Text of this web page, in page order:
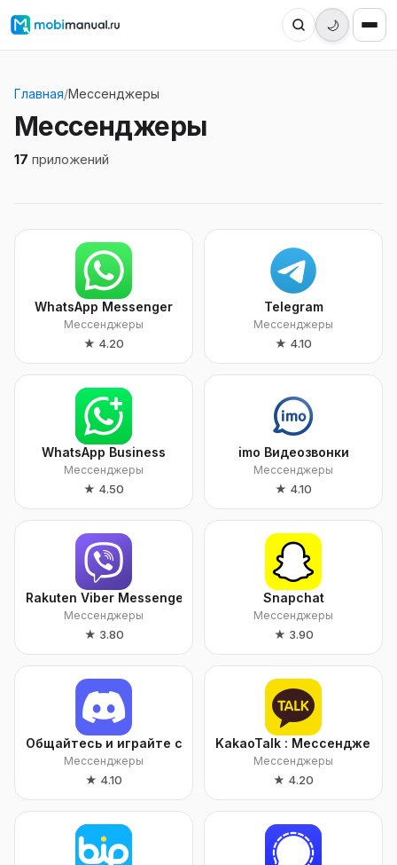
🌙
Главная/Мессенджеры
Мессенджеры
17 приложений
WhatsApp Messenger
Мессенджеры
★ 4.20
Telegram
Мессенджеры
★ 4.10
WhatsApp Business
Мессенджеры
★ 4.50
imo Видеозвонки
Мессенджеры
★ 4.10
Rakuten Viber Messenger
Мессенджеры
★ 3.80
Snapchat
Мессенджеры
★ 3.90
Общайтесь и играйте с Discord
Мессенджеры
★ 4.10
KakaoTalk : Мессенджер
Мессенджеры
★ 4.20